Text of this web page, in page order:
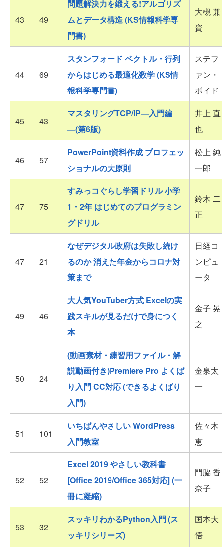
43 49
問題解決力を鍛える!アルゴリズ
ムとデータ構造 (KS情報科学専
門書)
大槻 兼
資
44 69
スタンフォード ベクトル・行列
からはじめる最適化数学 (KS情
報科学専門書)
ステフ
ァン・
ボイド
45 43
マスタリングTCP/IP―入門編
―(第6版)
井上 直
也
46 57
PowerPoint資料作成 プロフェッ
ショナルの大原則
松上 純
一郎
47 75
すみっコぐらし学習ドリル 小学
1・2年 はじめてのプログラミン
グドリル
鈴木 二
正
47 21
なぜデジタル政府は失敗し続け
るのか 消えた年金からコロナ対
策まで
日経コ
ンピュ
ータ
49 46
大人気YouTuber方式 Excelの実
践スキルが見るだけで身につく
本
金子 晃
之
50 24
(動画素材・練習用ファイル・解
説動画付き)Premiere Pro よくば
り入門 CC対応 (できるよくばり
入門)
金泉太
一
51 101
いちばんやさしい WordPress
入門教室
佐々木
恵
52 52
Excel 2019 やさしい教科書
[Office 2019/Office 365対応] (一
冊に凝縮)
門脇 香
奈子
53 32
スッキリわかるPython入門 (ス
ッキリシリーズ)
国本大
悟